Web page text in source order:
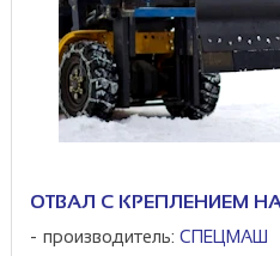
ОТВАЛ С КРЕПЛЕНИЕМ
производитель: СПЕЦМАШ